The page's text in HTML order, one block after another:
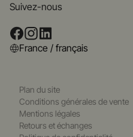
Suivez-nous
France / français
Plan du site
Conditions générales de vente
Mentions légales
Retours et échanges